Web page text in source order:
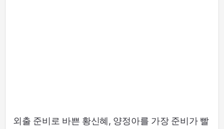
외출 준비로 바쁜 황신혜, 양정아를 가장 준비가 빨